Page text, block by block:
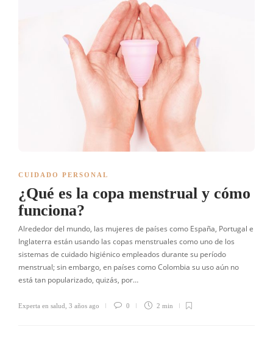
CUIDADO PERSONAL
¿Qué es la copa menstrual y cómo
funciona?
Alrededor del mundo, las mujeres de países como España, Portugal e
Inglaterra están usando las copas menstruales como uno de los
sistemas de cuidado higiénico empleados durante su período
menstrual; sin embargo, en países como Colombia su uso aún no
está tan popularizado, quizás, por…
Experta en salud 3 años ago 0 2 min